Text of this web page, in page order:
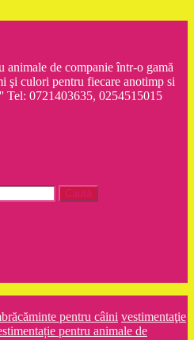
animale de companie într-o gamă
şi culori pentru fiecare anotimp si
Tel: 0721403635, 0254515015
pentru câini vestimentaţie
pentru animale de